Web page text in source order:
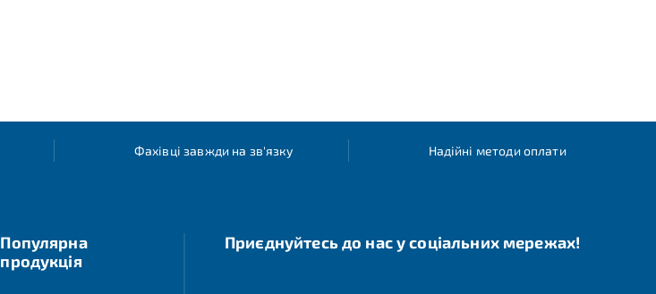
Фахівці завжди на зв'язку Надійні методи оплати
Популярна
продукція
Приєднуйтесь до нас у соціальних мережах!